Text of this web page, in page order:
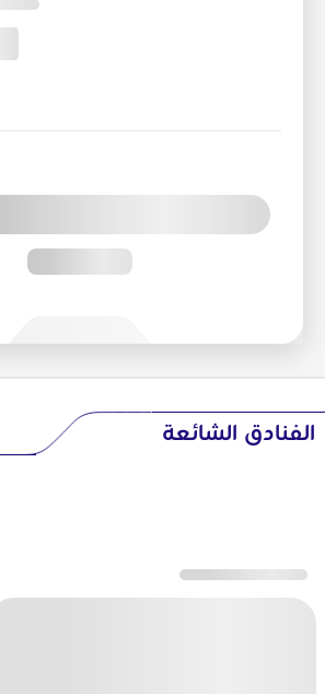
الفنادق الشائعة